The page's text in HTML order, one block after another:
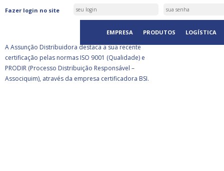
Fazer login no site
EMPRESA PRODUTOS LOGÍSTICA
ASSUNÇÃO DISTRIBUIDORA É
CERTIFICADA PELA BSI
A Assunção Distribuidora destaca a sua recente
certificação pelas normas ISO 9001 (Qualidade) e
PRODIR (Processo Distribuição Responsável –
Associquim), através da empresa certificadora BSI.